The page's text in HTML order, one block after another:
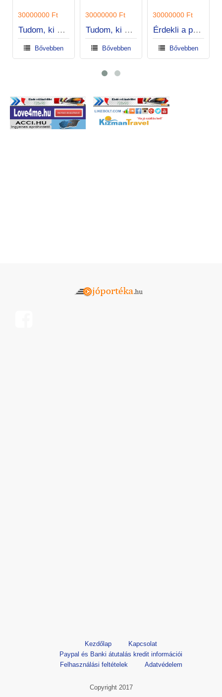
30000000 Ft
Tudom, ki segíthet Önnek!
Bővebben
30000000 Ft
Tudom, ki segíthet Önnek!
Bővebben
30000000 Ft
Érdekli a pénzügyi segítség?
Bővebben
Kezdőlap
Kapcsolat
Paypal és Banki átutalás kredit információi
Felhasználási feltételek
Adatvédelem
Copyright 2017